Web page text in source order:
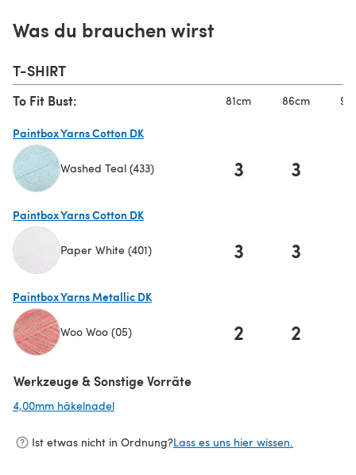
Was du brauchen wirst
T-SHIRT
To Fit Bust: 81cm 86cm
Paintbox Yarns Cotton DK
Washed Teal (433) 3 3
Paintbox Yarns Cotton DK
Paper White (401) 3 3
Paintbox Yarns Metallic DK
Woo Woo (05) 2 2
Werkzeuge & Sonstige Vorräte
4,00mm häkelnadel
Ist etwas nicht in Ordnung?Lass es uns hier wissen.